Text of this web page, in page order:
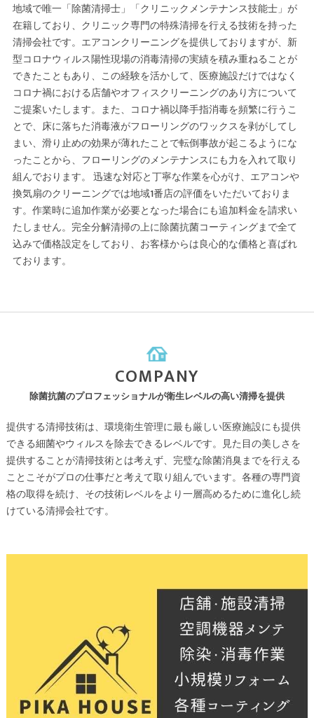
地域で唯一「除菌清掃士」「クリニックメンテナンス技能士」が
在籍しており、クリニック専門の特殊清掃を行える技術を持った
清掃会社です。エアコンクリーニングを提供しておりますが、新
型コロナウィルス陽性現場の消毒清掃の実績を積み重ねることが
できたこともあり、この経験を活かして、医療施設だけではなく
コロナ禍における店舗やオフィスクリーニングのあり方について
ご提案いたします。また、コロナ禍以降手指消毒を頻繁に行うこ
とで、床に落ちた消毒液がフローリングのワックスを剥がしてし
まい、滑り止めの効果が薄れたことで転倒事故が起こるようにな
ったことから、フローリングのメンテナンスにも力を入れて取り
組んでおります。 迅速な対応と丁寧な作業を心がけ、エアコンや
換気扇のクリーニングでは地域1番店の評価をいただいておりま
す。作業時に追加作業が必要となった場合にも追加料金を請求い
たしません。完全分解清掃の上に除菌抗菌コーティングまで全て
込みで価格設定をしており、お客様からは良心的な価格と喜ばれ
ております。
除菌抗菌のプロフェッショナルが衛生レベルの高い清掃を提供
COMPANY
提供する清掃技術は、環境衛生管理に最も厳しい医療施設にも提供
できる細菌やウィルスを除去できるレベルです。見た目の美しさを
提供することが清掃技術とは考えず、完璧な除菌消臭までを行える
ことこそがプロの仕事だと考えて取り組んでいます。各種の専門資
格の取得を続け、その技術レベルをより一層高めるために進化し続
けている清掃会社です。